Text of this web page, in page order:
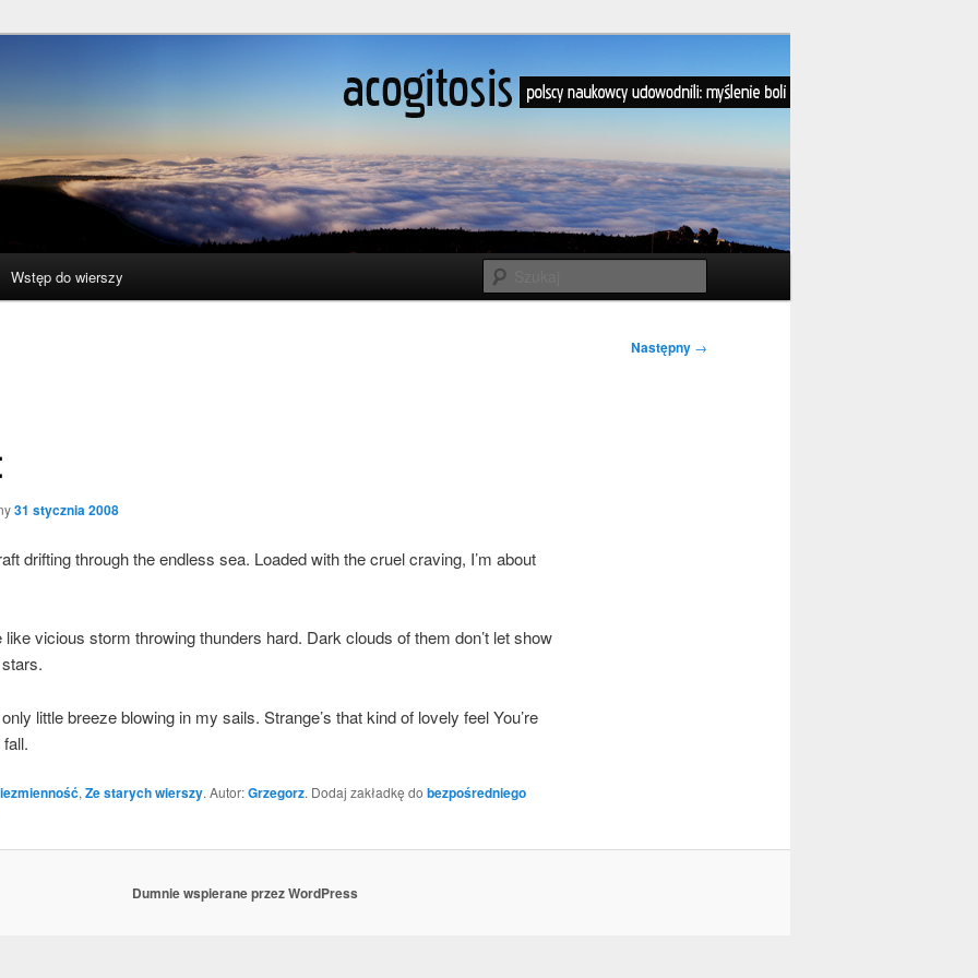
boli
Wstęp do wierszy
Następny →
31 stycznia 2008
dri­fting thro­ugh the endless sea. Loaded with the cru­el cra­ving, I’m abo­ut
like vicio­us storm thro­wing thun­ders hard. Dark clo­uds of them don’t let show
lit­tle bre­eze blo­wing in my sails. Stran­ge­’s that kind of love­ly feel You’re
, Ze starych wierszy. Autor:Grzegorz. Dodaj zakładkę do bezpośredniego
Dumnie wspierane przez WordPress